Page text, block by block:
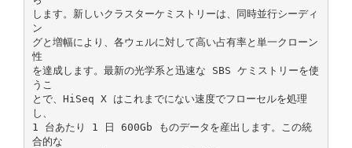
します。新しいクラスターケミストリーは、同時並行シーディ
ン
グと増幅により、各ウェルに対して高い占有率と単一クローン
性
を達成します。最新の光学系と迅速な SBS ケミストリーを使
うこ
とで、HiSeq X はこれまでにない速度でフローセルを処理
し、
1 台あたり 1 日 600Gb ものデータを産出します。この統
合的な